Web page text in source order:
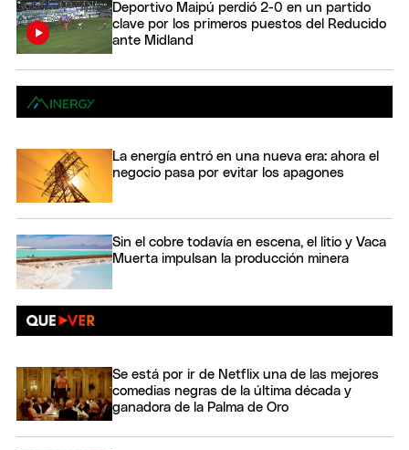
Deportivo Maipú perdió 2-0 en un partido
clave por los primeros puestos del Reducido
ante Midland
La energía entró en una nueva era: ahora el
negocio pasa por evitar los apagones
Sin el cobre todavía en escena, el litio y Vaca
Muerta impulsan la producción minera
Se está por ir de Netflix una de las mejores
comedias negras de la última década y
ganadora de la Palma de Oro